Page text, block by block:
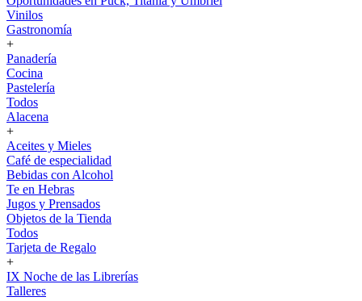
Vinilos
Gastronomía
+
Panadería
Cocina
Pastelería
Todos
Alacena
+
Aceites y Mieles
Café de especialidad
Bebidas con Alcohol
Te en Hebras
Jugos y Prensados
Objetos de la Tienda
Todos
Tarjeta de Regalo
+
IX Noche de las Librerías
Talleres